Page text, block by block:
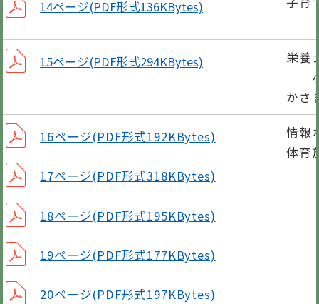
14ページ(PDF形式136KBytes)
15ページ(PDF形式294KBytes)
栄
小
かさ
16ページ(PDF形式192KBytes)
17ページ(PDF形式318KBytes)
18ページ(PDF形式195KBytes)
19ページ(PDF形式177KBytes)
20ページ(PDF形式197KBytes)
情報
体育